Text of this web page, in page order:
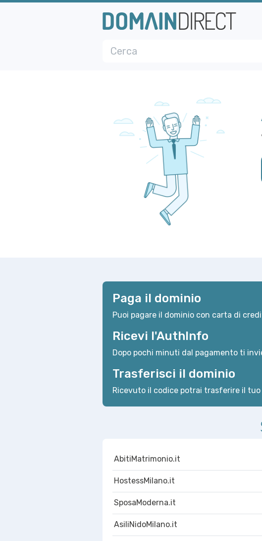
Paga il dominio
Puoi pagare il dominio con carta di
Ricevi l'AuthInfo
Dopo pochi minuti dal pagamento ti
Trasferisci il dominio
Ricevuto il codice potrai trasferire il
AbitiMatrimonio.it
HostessMilano.it
SposaModerna.it
AsiliNidoMilano.it